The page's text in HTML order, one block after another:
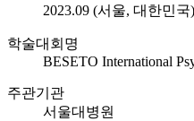
2023.09 (서울, 대한민국)
학술대회명
BESETO International
주관기관
서울대병원